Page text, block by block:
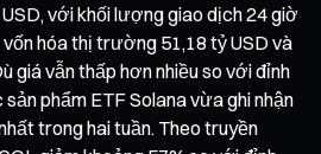
với khối lượng giao dịch 24 giờ
hóa thị trường 51,18 tỷ USD và
giá vẫn thấp hơn nhiều so với đỉnh
phẩm ETF Solana vừa ghi nhận
trong hai tuần. Theo truyền